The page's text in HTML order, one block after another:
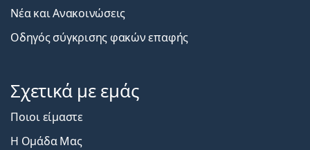
Νέα και Ανακοινώσεις
Οδηγός σύγκρισης φακών επαφής
Σχετικά με εμάς
Ποιοι είμαστε
Η Ομάδα Μας